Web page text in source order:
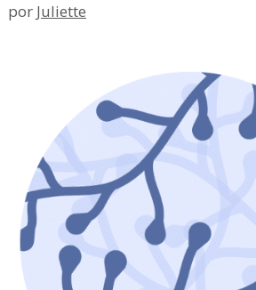
por Juliette